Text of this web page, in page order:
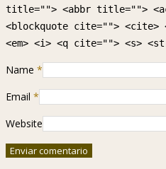
title=""> <abbr title="">
<blockquote cite=""> <cite>
<em> <i> <q cite=""> <s>
Name *
Email *
Website